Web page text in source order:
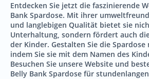
Entdecken Sie jetzt die faszinierende
Bank Spardose. Mit ihrer
und langlebigen Qualität bietet sie
Unterhaltung, sondern fördert auch
der Kinder. Gestalten Sie die
indem Sie sie mit dem Namen des
Besuchen Sie unsere Website und
Belly Bank Spardose für